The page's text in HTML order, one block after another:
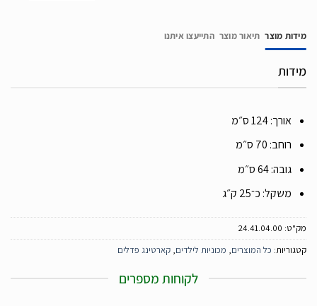
מידות מוצר תיאור מוצר התייעצו איתנו
מידות
אורך: 124 ס״מ
רוחב: 70 ס״מ
גובה: 64 ס״מ
משקל: כ־25 ק״ג
מק"ט: 24.41.04.00
קטגוריות: כל המוצרים, מכוניות לילדים, קארטינג פדלים
לקוחות מספרים